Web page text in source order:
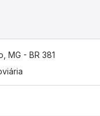
MG - BR 381